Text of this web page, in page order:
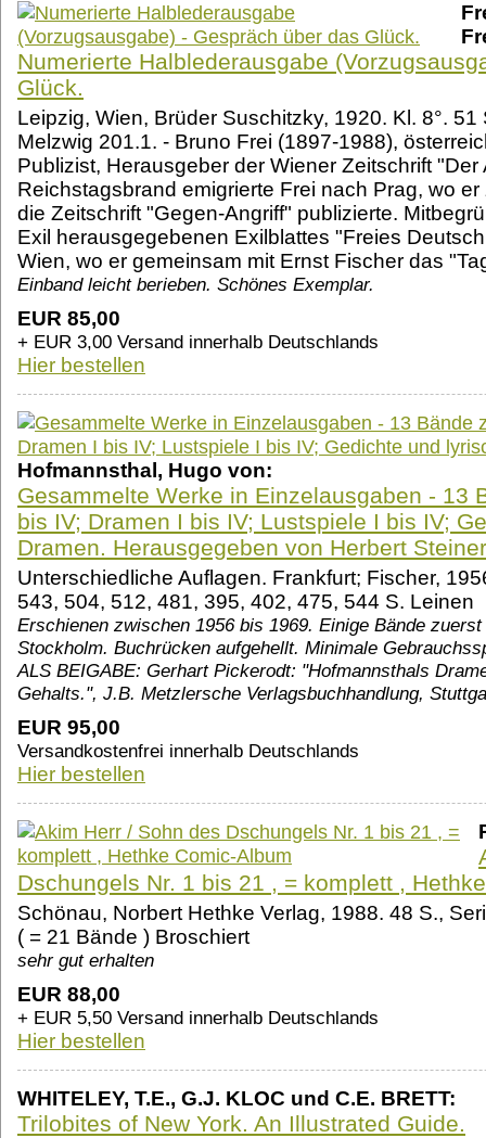
Numerierte Halblederausgabe
Glück.
Leipzig, Wien, Brüder Suschitzky, 1920. Kl. 8°.
Melzwig 201.1. - Bruno Frei (1897-1988),
Publizist, Herausgeber der Wiener Zeitschrift
Reichstagsbrand emigrierte Frei nach Prag, wo
die Zeitschrift "Gegen-Angriff" publizierte.
Exil herausgegebenen Exilblattes "Freies
Wien, wo er gemeinsam mit Ernst Fischer das
Einband leicht berieben. Schönes Exemplar.
EUR 85,00
+ EUR 3,00 Versand innerhalb Deutschlands
Hier bestellen
Hofmannsthal, Hugo von:
Gesammelte Werke in Einzelausgaben - 13
bis IV; Dramen I bis IV; Lustspiele I bis IV;
Dramen. Herausgegeben von Herbert
Unterschiedliche Auflagen. Frankfurt; Fischer,
543, 504, 512, 481, 395, 402, 475, 544 S. Leinen
Erschienen zwischen 1956 bis 1969. Einige Bände
Stockholm. Buchrücken aufgehellt. Minimale
ALS BEIGABE: Gerhart Pickerodt: "Hofmannsthals
Gehalts.", J.B. Metzlersche Verlagsbuchhandlung,
EUR 95,00
Versandkostenfrei innerhalb Deutschlands
Hier bestellen
Dschungels Nr. 1 bis 21 , = komplett ,
Schönau, Norbert Hethke Verlag, 1988. 48 S.,
( = 21 Bände ) Broschiert
sehr gut erhalten
EUR 88,00
+ EUR 5,50 Versand innerhalb Deutschlands
Hier bestellen
WHITELEY, T.E., G.J. KLOC und C.E. BRETT:
Trilobites of New York. An Illustrated Guide.